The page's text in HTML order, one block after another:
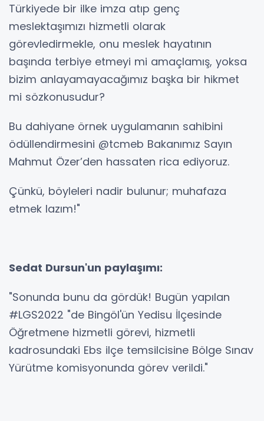
Türkiyede bir ilke imza atıp genç
meslektaşımızı hizmetli olarak
görevledirmekle, onu meslek hayatının
başında terbiye etmeyi mi amaçlamış, yoksa
bizim anlayamayacağımız başka bir hikmet
mi sözkonusudur?
Bu dahiyane örnek uygulamanın sahibini
ödüllendirmesini @tcmeb Bakanımız Sayın
Mahmut Özer’den hassaten rica ediyoruz.
Çünkü, böyleleri nadir bulunur; muhafaza
etmek lazım!"
Sedat Dursun'un paylaşımı:
"Sonunda bunu da gördük! Bugün yapılan
#LGS2022 "de Bingöl'ün Yedisu İlçesinde
Öğretmene hizmetli görevi, hizmetli
kadrosundaki Ebs ilçe temsilcisine Bölge Sınav
Yürütme komisyonunda görev verildi."